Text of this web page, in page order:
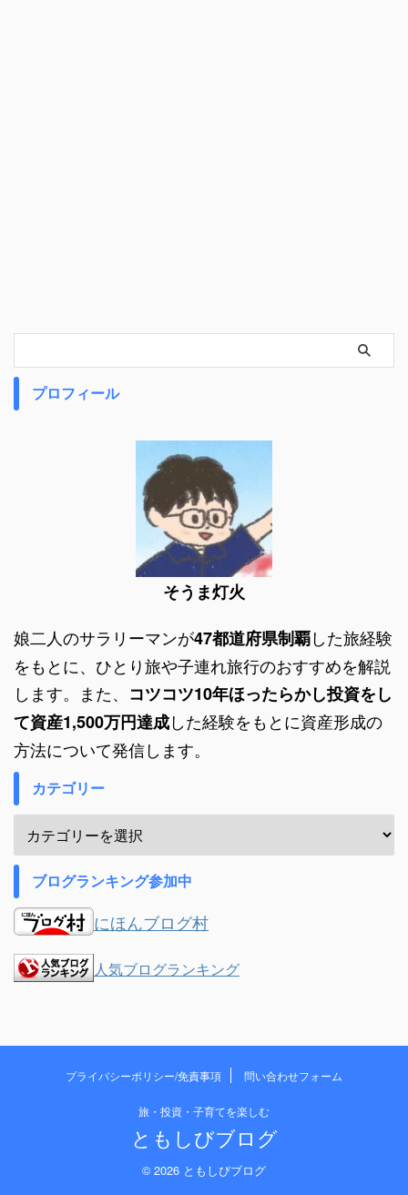
プロフィール
そうま灯火
娘二人のサラリーマンが47都道府県制覇した旅経験
をもとに、ひとり旅や子連れ旅行のおすすめを解説
します。また、 コツコツ10年ほったらかし投資をし
て資産1,500万円達成した経験をもとに資産形成の
方法について発信します。
カテゴリー
ブログランキング参加中
にほんブログ村
人気ブログランキング
プライバシーポリシー/免責事項 問い合わせフォーム
旅・投資・子育てを楽しむ
ともしびブログ
© 2026 ともしびブログ